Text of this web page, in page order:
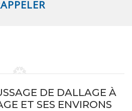
DE DALLAGE À
ET SES ENVIRONS